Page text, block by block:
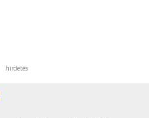
hirdetés